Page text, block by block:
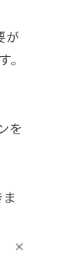
が
。
を